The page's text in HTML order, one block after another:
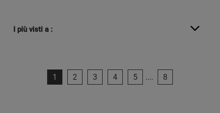
I più visti a :
1 2 3 4 5 .... 8